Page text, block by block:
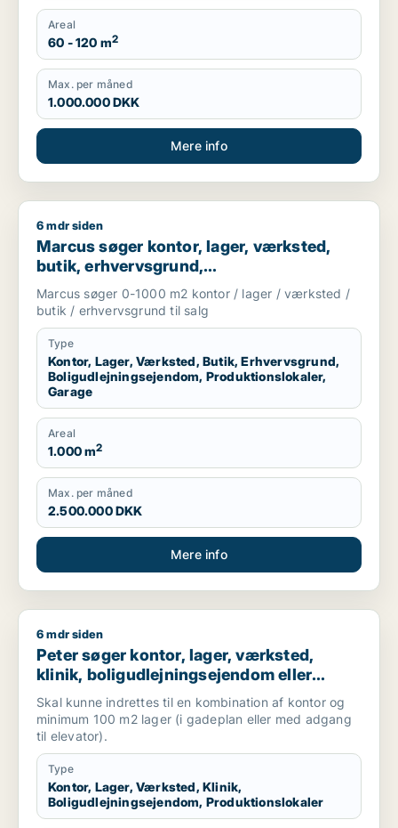
Areal
60 - 120 m2
Max. per måned
1.000.000 DKK
Mere info
Marcus søger kontor, lager, værksted, butik,
6 mdr siden
Marcus søger kontor, lager, værksted,
butik, erhvervsgrund,
boligudlejningsejendom,
produktionslokaler eller garage til salg i
Storkøbenhavn
Marcus søger 0-1000 m2 kontor / lager / værksted /
butik / erhvervsgrund til salg
Type
Kontor, Lager, Værksted, Butik, Erhvervsgrund,
Boligudlejningsejendom, Produktionslokaler,
Garage
Areal
1.000 m2
Max. per måned
2.500.000 DKK
Mere info
Peter søger kontor, lager, værksted, klinik,
6 mdr siden
Peter søger kontor, lager, værksted,
klinik, boligudlejningsejendom eller
produktionslokaler til salg i
Frederiksberg, Østerbro eller Nordhavn
m.fl.
Skal kunne indrettes til en kombination af kontor og
minimum 100 m2 lager (i gadeplan eller med adgang
til elevator).
Type
Kontor, Lager, Værksted, Klinik,
Boligudlejningsejendom, Produktionslokaler